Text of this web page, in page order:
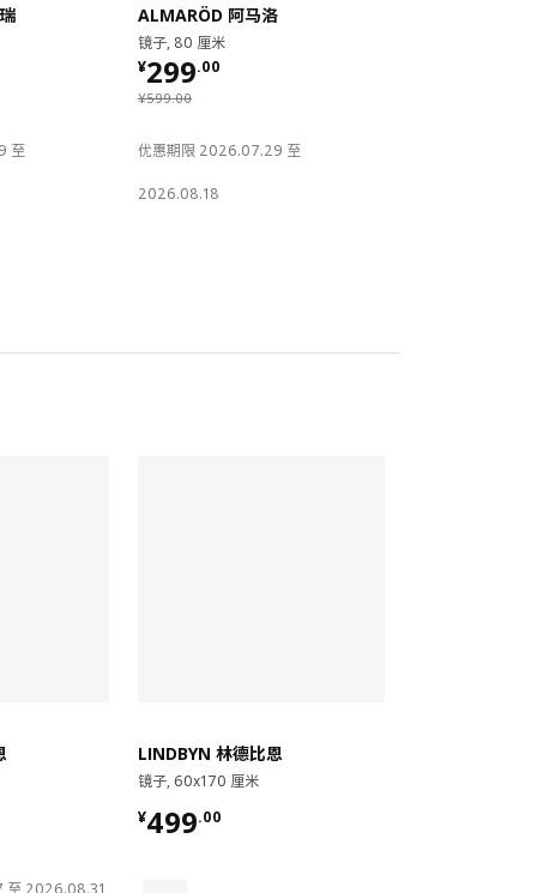
至
ALMARÖD 阿马洛
镜子, 80 厘米
¥599.00
¥ 599.00
¥299.00
¥ 299.00
优惠期限 2026.07.29 至
2026.08.18
至 2026.08.31
LINDBYN 林德比恩
镜子, 60x170 厘米
¥499.00
¥ 499.00